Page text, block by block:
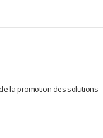
la promotion des solutions